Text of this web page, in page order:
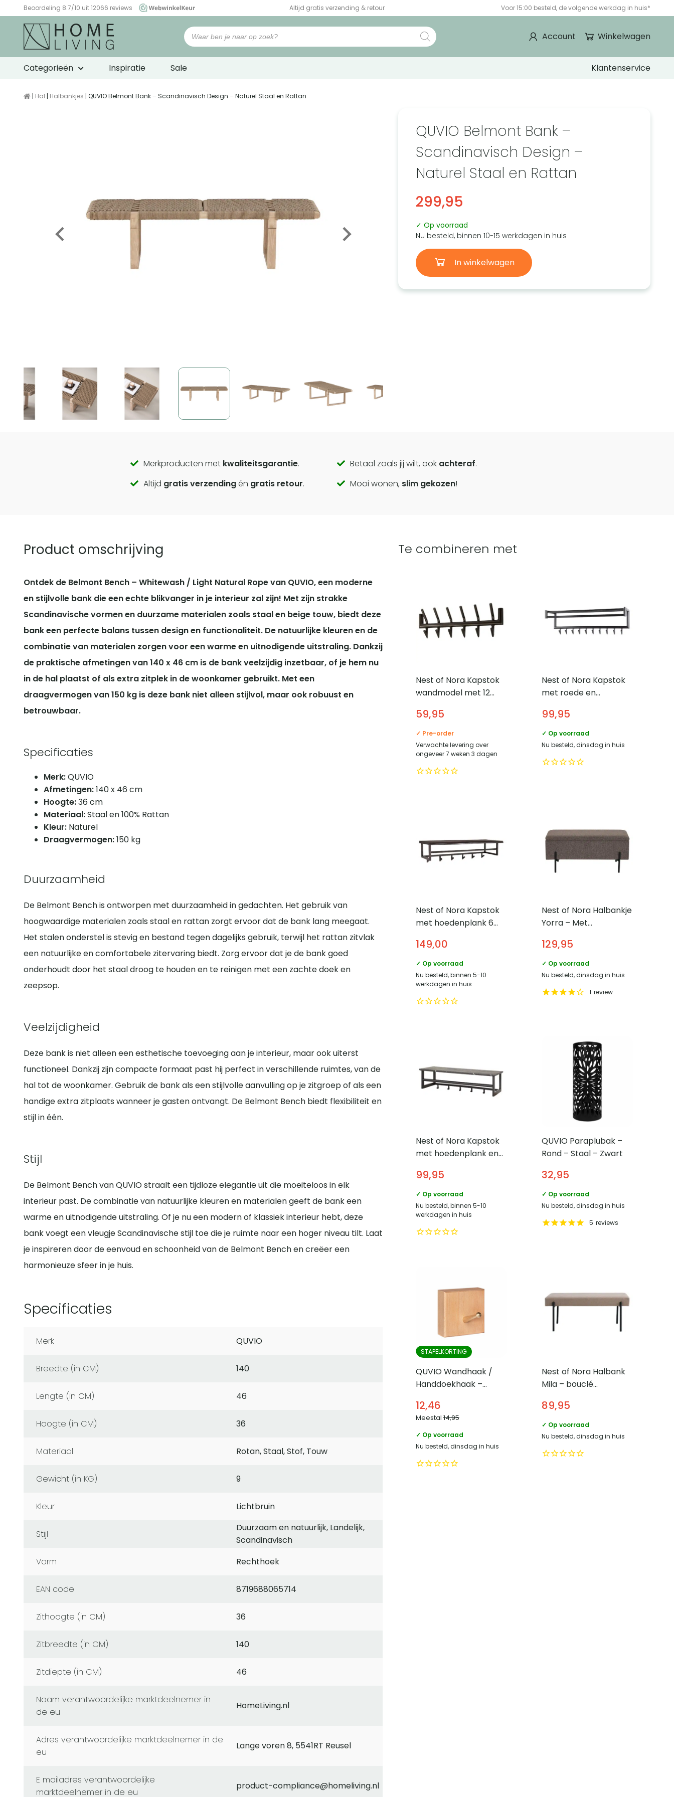
Beoordeling 8.7/10 uit 12066 reviews
WebwinkelKeur
Altijd gratis verzending & retour Voor 15:00 besteld, de volgende werkdag in huis*
Winkelwagen
Account
Categorieën Inspiratie Sale Klantenservice
| Hal | Halbankjes | QUVIO Belmont Bank – Scandinavisch Design – Naturel Staal en Rattan
QUVIO Belmont Bank –
Scandinavisch Design –
Naturel Staal en Rattan
299,95
✓ Op voorraad
Nu besteld, binnen 10-15 werkdagen in huis
In winkelwagen
Call
to
Merkproducten met kwaliteitsgarantie. Betaal zoals jij wilt, ook achteraf.
Altijd gratis verzendingén gratis retour. Mooi wonen, slim gekozen!
Product omschrijving
Ontdek de Belmont Bench – Whitewash / Light Natural Rope van QUVIO, een moderne
en stijlvolle bank die een echte blikvanger in je interieur zal zijn! Met zijn strakke
Scandinavische vormen en duurzame materialen zoals staal en beige touw, biedt deze
bank een perfecte balans tussen design en functionaliteit. De natuurlijke kleuren en de
combinatie van materialen zorgen voor een warme en uitnodigende uitstraling. Dankzij
de praktische afmetingen van 140 x 46 cm is de bank veelzijdig inzetbaar, of je hem nu
in de hal plaatst of als extra zitplek in de woonkamer gebruikt. Met een
draagvermogen van 150 kg is deze bank niet alleen stijlvol, maar ook robuust en
betrouwbaar.
Specificaties
Merk:QUVIO
Afmetingen:140 x 46 cm
Hoogte:36 cm
Materiaal:Staal en 100% Rattan
Kleur: Naturel
Draagvermogen:150 kg
Duurzaamheid
De Belmont Bench is ontworpen met duurzaamheid in gedachten. Het gebruik van
hoogwaardige materialen zoals staal en rattan zorgt ervoor dat de bank lang meegaat.
Het stalen onderstel is stevig en bestand tegen dagelijks gebruik, terwijl het rattan zitvlak
een natuurlijke en comfortabele zitervaring biedt. Zorg ervoor dat je de bank goed
onderhoudt door het staal droog te houden en te reinigen met een zachte doek en
zeepsop.
Veelzijdigheid
Deze bank is niet alleen een esthetische toevoeging aan je interieur, maar ook uiterst
functioneel. Dankzij zijn compacte formaat past hij perfect in verschillende ruimtes, van de
hal tot de woonkamer. Gebruik de bank als een stijlvolle aanvulling op je zitgroep of als een
handige extra zitplaats wanneer je gasten ontvangt. De Belmont Bench biedt flexibiliteit en
stijl in één.
Stijl
De Belmont Bench van QUVIO straalt een tijdloze elegantie uit die moeiteloos in elk
interieur past. De combinatie van natuurlijke kleuren en materialen geeft de bank een
warme en uitnodigende uitstraling. Of je nu een modern of klassiek interieur hebt, deze
bank voegt een vleugje Scandinavische stijl toe die je ruimte naar een hoger niveau tilt. Laat
je inspireren door de eenvoud en schoonheid van de Belmont Bench en creëer een
harmonieuze sfeer in je huis.
Specificaties
Merk QUVIO
Breedte (in CM) 140
Lengte (in CM) 46
Hoogte (in CM) 36
Materiaal Rotan, Staal, Stof, Touw
Gewicht (in KG) 9
Kleur Lichtbruin
Stijl
Duurzaam en natuurlijk, Landelijk,
Scandinavisch
Vorm
Rechthoek
EAN code 8719688065714
Zithoogte (in CM) 36
Zitbreedte (in CM) 140
Zitdiepte (in CM) 46
naam verantwoordelijke marktdeelnemer in
de eu
HomeLiving.nl
adres verantwoordelijke marktdeelnemer in de
eu
Lange voren 8, 5541RT Reusel
e mailadres verantwoordelijke
marktdeelnemer in de eu
product-compliance@homeliving.nl
Te combineren met
Nest of Nora Kapstok
wandmodel met 12
Bruin
59,95
✓ Pre-order
Verwachte levering over
ongeveer 7 weken 3 dagen
Nest of Nora Kapstok
met roede en
– Wandmodel – Mat
donkergrijs
99,95
✓ Op voorraad
Nu besteld, dinsdag in huis
Nest of Nora Kapstok
met hoedenplank 6
Zwart
149,00
✓ Op voorraad
Nu besteld, binnen 5-10
werkdagen in huis
Nest of Nora Halbankje
Yorra – Met
95×36.5×43 cm – Bruin
bouclé
129,95
✓ Op voorraad
Nu besteld, dinsdag in huis
1 review
Nest of Nora Kapstok
met hoedenplank en
Grafiet
99,95
✓ Op voorraad
Nu besteld, binnen 5-10
werkdagen in huis
QUVIO Paraplubak –
Rond – Staal – Zwart
32,95
✓ Op voorraad
Nu besteld, dinsdag in huis
5 reviews
STAPELKORTING
QUVIO Wandhaak /
Handdoekhaak –
12,46
Meestal14,95
✓ Op voorraad
Nu besteld, dinsdag in huis
Nest of Nora Halbank
Mila – bouclé
Stone
89,95
✓ Op voorraad
Nu besteld, dinsdag in huis